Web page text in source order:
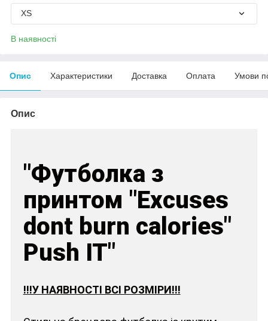
XS
В наявності
Опис Характеристики Доставка Оплата Умови
Опис
"Футболка з
принтом "Excuses
dont burn calories"
Push IT"
!!!У НАЯВНОСТІ ВСІ РОЗМІРИ!!!